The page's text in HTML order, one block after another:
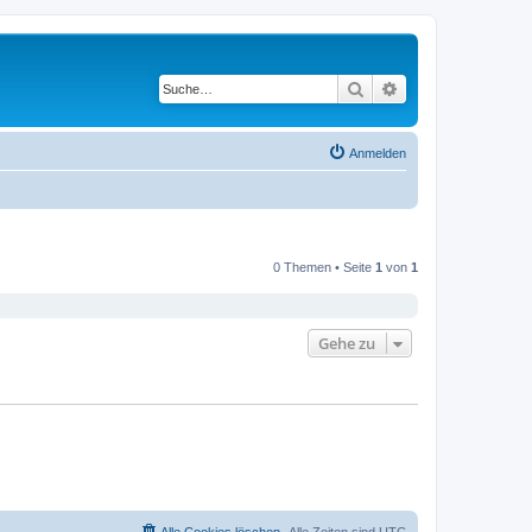
Suche
Anmelden
0 Themen • Seite 1 von 1
Gehe zu